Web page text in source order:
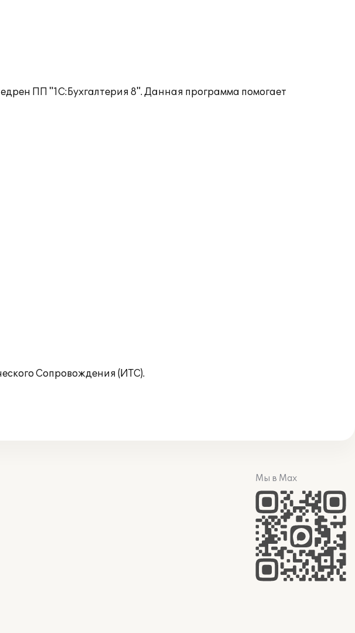
ПП "1С:Бухгалтерия 8". Данная программа помогает
Сопровождения (ИТС).
Мы в Max